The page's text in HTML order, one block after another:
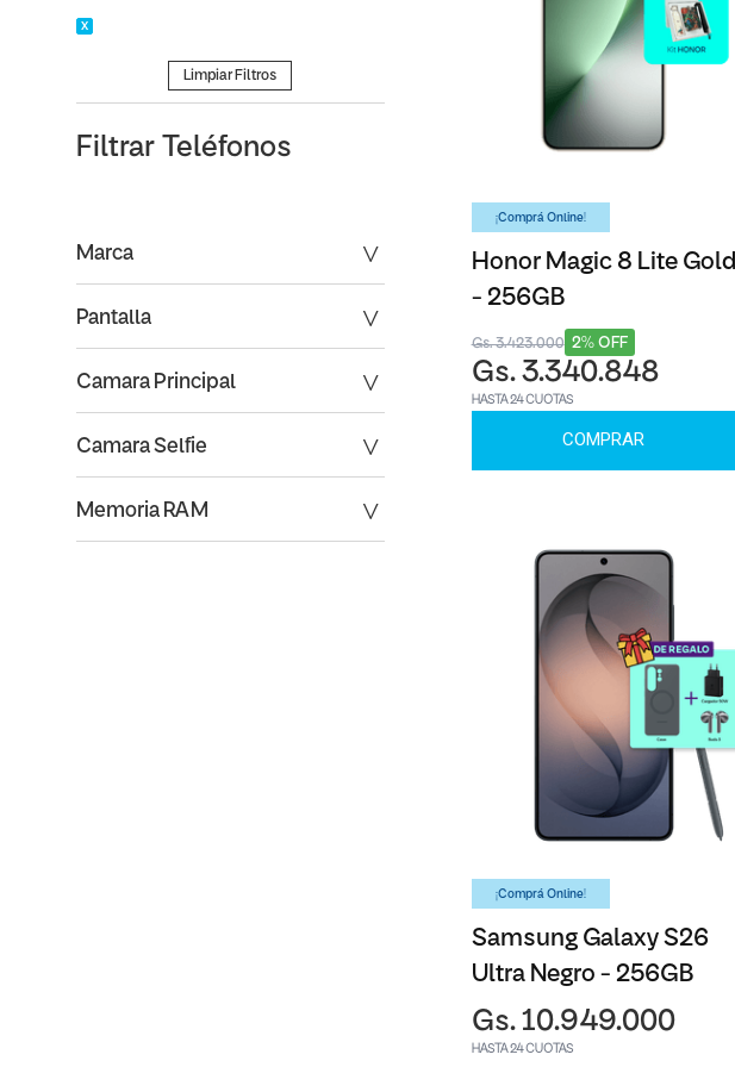
Limpiar Filtros
Filtrar Teléfonos
Marca
Pantalla
Camara Principal
Memoria RAM
Camara Selfie
¡Comprá Online!
Honor Magic 8 Lite Gold
- 256GB
2% OFF
Gs. 3.423.000
Gs. 3.340.848
HASTA 24 CUOTAS
COMPRAR
¡Comprá Online!
Samsung Galaxy S26
Ultra Negro - 256GB
Gs. 10.949.000
HASTA 24 CUOTAS